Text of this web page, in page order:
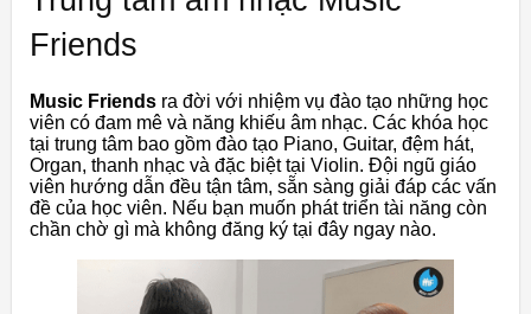
Friends
Music Friends ra đời với nhiệm vụ đào tạo những học
viên có đam mê và năng khiếu âm nhạc. Các khóa học
tại trung tâm bao gồm đào tạo Piano, Guitar, đệm hát,
Organ, thanh nhạc và đặc biệt tại Violin. Đội ngũ giáo
viên hướng dẫn đều tận tâm, sẵn sàng giải đáp các vấn
đề của học viên. Nếu bạn muốn phát triển tài năng còn
chần chờ gì mà không đăng ký tại đây ngay nào.